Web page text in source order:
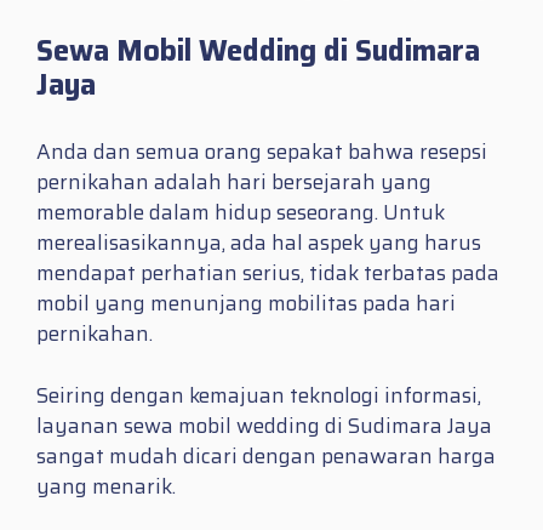
Sewa Mobil Wedding di Sudimara
Jaya
Anda dan semua orang sepakat bahwa resepsi
pernikahan adalah hari bersejarah yang
memorable dalam hidup seseorang. Untuk
merealisasikannya, ada hal aspek yang harus
mendapat perhatian serius, tidak terbatas pada
mobil yang menunjang mobilitas pada hari
pernikahan.
Seiring dengan kemajuan teknologi informasi,
layanan sewa mobil wedding di Sudimara Jaya
sangat mudah dicari dengan penawaran harga
yang menarik.